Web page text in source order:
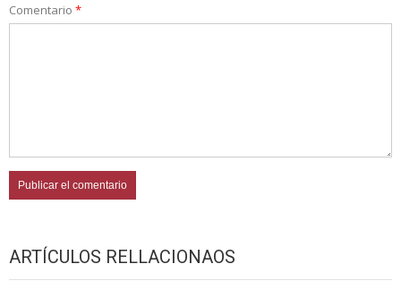
Comentario *
ARTÍCULOS RELLACIONAOS